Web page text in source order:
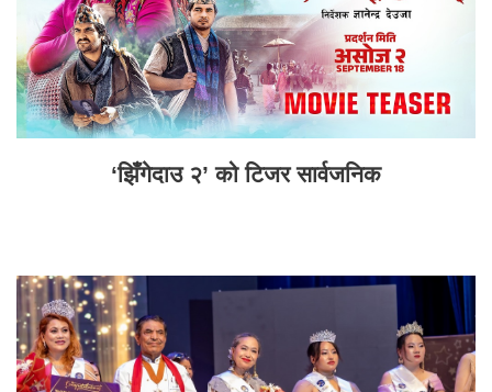
‘झिँगेदाउ २’ को टिजर सार्वजनिक